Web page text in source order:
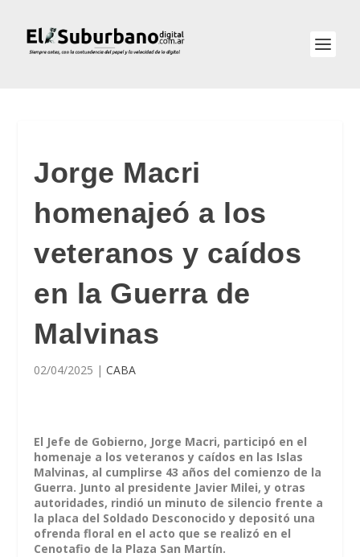
Jorge Macri
homenajeó a los
veteranos y caídos
en la Guerra de
Malvinas
02/04/2025 |CABA
El Jefe de Gobierno, Jorge Macri, participó en el
homenaje a los veteranos y caídos en las Islas
Malvinas, al cumplirse 43 años del comienzo de la
Guerra. Junto al presidente Javier Milei, y otras
autoridades, rindió un minuto de silencio frente a
la placa del Soldado Desconocido y depositó una
ofrenda floral en el acto que se realizó en el
Cenotafio de la Plaza San Martín.